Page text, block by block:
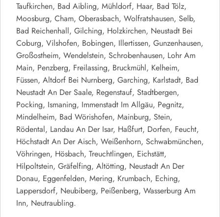
Taufkirchen, Bad Aibling, Mühldorf, Haar, Bad Tölz,
Moosburg, Cham, Oberasbach, Wolfratshausen, Selb,
Bad Reichenhall, Gilching, Holzkirchen, Neustadt Bei
Coburg, Vilshofen, Bobingen, Illertissen, Gunzenhausen,
Großostheim, Wendelstein, Schrobenhausen, Lohr Am
Main, Penzberg, Freilassing, Bruckmühl, Kelheim,
Füssen, Altdorf Bei Nurnberg, Garching, Karlstadt, Bad
Neustadt An Der Saale, Regenstauf, Stadtbergen,
Pocking, Ismaning, Immenstadt Im Allgäu, Pegnitz,
Mindelheim, Bad Wörishofen, Mainburg, Stein,
Rödental, Landau An Der Isar, Haßfurt, Dorfen, Feucht,
Höchstadt An Der Aisch, Weißenhorn, Schwabmünchen,
Vöhringen, Hösbach, Treuchtlingen, Eichstätt,
Hilpoltstein, Gräfelfing, Altötting, Neustadt An Der
Donau, Eggenfelden, Mering, Krumbach, Eching,
Lappersdorf, Neubiberg, Peißenberg, Wasserburg Am
Inn, Neutraubling.